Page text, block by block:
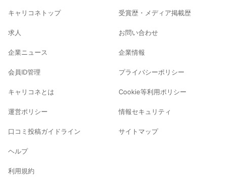
キャリコネトップ
求人
企業ニュース
会員ID管理
キャリコネとは
運営ポリシー
口コミ投稿ガイドライン
ヘルプ
利用規約
受賞歴・メディア掲載歴
お問い合わせ
企業情報
プライバシーポリシー
Cookie等利用ポリシー
情報セキュリティ
サイトマップ